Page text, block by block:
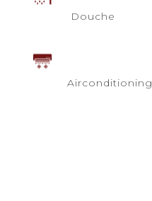
Douche
Airconditioning